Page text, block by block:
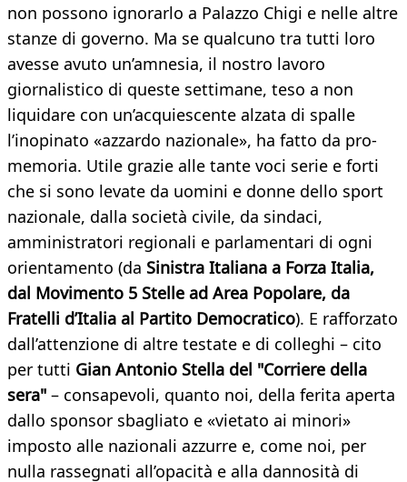
non possono ignorarlo a Palazzo Chigi e nelle altre
stanze di governo. Ma se qualcuno tra tutti loro
avesse avuto un’amnesia, il nostro lavoro
giornalistico di queste settimane, teso a non
liquidare con un’acquiescente alzata di spalle
l’inopinato «azzardo nazionale», ha fatto da pro-
memoria. Utile grazie alle tante voci serie e forti
che si sono levate da uomini e donne dello sport
nazionale, dalla società civile, da sindaci,
amministratori regionali e parlamentari di ogni
orientamento (da Sinistra Italiana a Forza Italia,
dal Movimento 5 Stelle ad Area Popolare, da
Fratelli d’Italia al Partito Democratico). E rafforzato
dall’attenzione di altre testate e di colleghi – cito
per tutti Gian Antonio Stella del "Corriere della
sera" – consapevoli, quanto noi, della ferita aperta
dallo sponsor sbagliato e «vietato ai minori»
imposto alle nazionali azzurre e, come noi, per
nulla rassegnati all’opacità e alla dannosità di